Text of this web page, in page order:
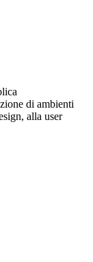
di ambienti
alla user